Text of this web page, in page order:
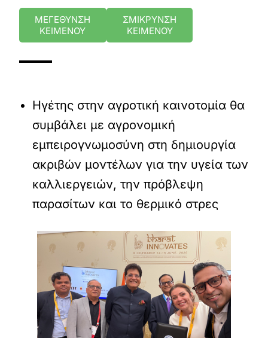
ΜΕΓΕΘΥΝΣΗ
ΚΕΙΜΕΝΟΥ
ΣΜΙΚΡΥΝΣΗ
ΚΕΙΜΕΝΟΥ
Ηγέτης στην αγροτική καινοτομία θα
συμβάλει με αγρονομική
εμπειρογνωμοσύνη στη δημιουργία
ακριβών μοντέλων για την υγεία των
καλλιεργειών, την πρόβλεψη
παρασίτων και το θερμικό στρες